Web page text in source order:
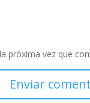
próxima vez que